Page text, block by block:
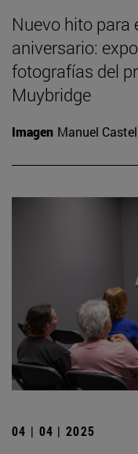
Nuevo hito para
aniversario:
fotografías del
Muybridge
Imagen Manuel
04 | 04 | 2025